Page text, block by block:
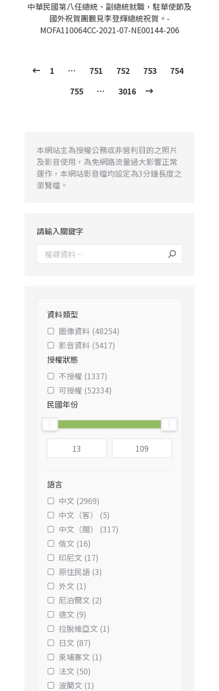
中華民國第八任總統、副總統就職，駐華使節及
國外祝賀團覲見李登輝總統祝賀。-
MOFA110064CC-2021-07-NE00144-206
1 … 751 752 753
754
755
… 3016
本網站主為授權公務或非營利目的之照片
及影音使用，為免網路流量過大影響正常
運作，本網站影音檔均設定為3分鐘長度之
瀏覽檔。
請輸入關鍵字
資料類型
圖像資料 (48254)
影音資料 (5417)
授權狀態
不授權 (1337)
可授權 (52334)
民國年份
語言
中文 (2969)
中文（客） (5)
中文（閩） (317)
俄文 (16)
印尼文 (17)
原住民語 (3)
外文 (1)
尼泊爾文 (2)
德文 (9)
拉脫維亞文 (1)
日文 (87)
柬埔寨文 (1)
法文 (50)
波蘭文 (1)